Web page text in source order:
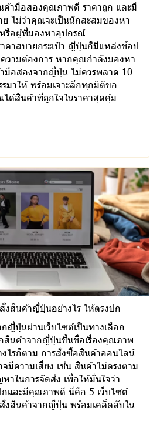
ค้ามือสองคุณภาพดี ราคาถูก และมี
ไม่ว่าคุณจะเป็นนักสะสมของหา
รือผู้ที่มองหาอุปกรณ์
คาสบายกระเป๋า ญี่ปุ่นก็มีแหล่งช้อป
วามต้องการ หากคุณกำลังมองหา
มือสองจากญี่ปุ่น ไม่ควรพลาด 10
รมาให้ พร้อมเจาะลึกทุกมิติขอ
ด้สินค้าที่ถูกใจในราคาสุดคุ้ม
งสินค้าญี่ปุ่นอย่างไร ให้ตรงปก
ญี่ปุ่นผ่านเว็บไซต์เป็นทางเลือก
สินค้าจากญี่ปุ่นขึ้นชื่อเรื่องคุณภาพ
งไรก็ตาม การสั่งซื้อสินค้าออนไลน์
จมีความเสี่ยง เช่น สินค้าไม่ตรงตาม
าในการจัดส่ง เพื่อให้มั่นใจว่า
กและมีคุณภาพดี นี่คือ 5 เว็บไซต์
งสินค้าจากญี่ปุ่น พร้อมเคล็ดลับใน